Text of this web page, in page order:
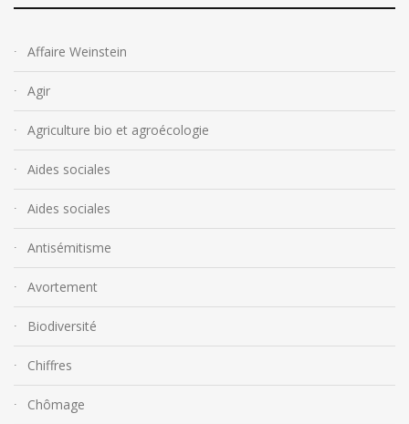
Affaire Weinstein
Agir
Agriculture bio et agroécologie
Aides sociales
Aides sociales
Antisémitisme
Avortement
Biodiversité
Chiffres
Chômage